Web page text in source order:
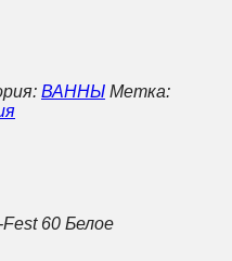
ВАННЫ Метка:
60 Белое